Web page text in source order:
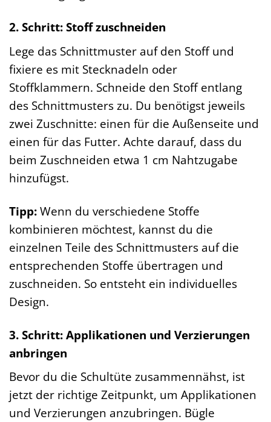
2. Schritt: Stoff zuschneiden
Lege das Schnittmuster auf den Stoff und
fixiere es mit Stecknadeln oder
Stoffklammern. Schneide den Stoff entlang
des Schnittmusters zu. Du benötigst jeweils
zwei Zuschnitte: einen für die Außenseite und
einen für das Futter. Achte darauf, dass du
beim Zuschneiden etwa 1 cm Nahtzugabe
hinzufügst.
Tipp:Wenn du verschiedene Stoffe
kombinieren möchtest, kannst du die
einzelnen Teile des Schnittmusters auf die
entsprechenden Stoffe übertragen und
zuschneiden. So entsteht ein individuelles
Design.
3. Schritt: Applikationen und Verzierungen
anbringen
Bevor du die Schultüte zusammennähst, ist
jetzt der richtige Zeitpunkt, um Applikationen
und Verzierungen anzubringen. Bügle